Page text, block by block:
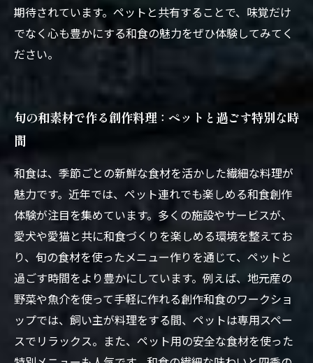
期待されています。ペットと共有することで、味覚だけ
でなく心も豊かにする和食の魅力をぜひ体験してみてく
ださい。
旬の和素材で作る創作料理：ペットと過ごす特別な時
間
和食は、季節ごとの新鮮な食材を活かした繊細な料理が
魅力です。近年では、ペット連れでも楽しめる和食創作
体験が注目を集めています。多くの施設やサービスが、
愛犬や愛猫と共に和食づくりを楽しめる環境を整えてお
り、旬の食材を使ったメニュー作りを通じて、ペットと
過ごす時間をより豊かにしています。例えば、地元産の
野菜や魚介を使って手軽に作れる創作和食のワークショ
ップでは、飼い主が料理をする間、ペットは専用スペー
スでリラックス。また、ペット用の安全な食材を使った